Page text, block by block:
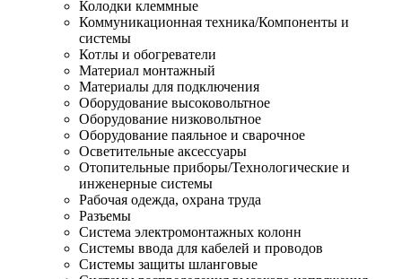
Колодки клеммные
Коммуникационная техника/Компоненты и
системы
Котлы и обогреватели
Материал монтажный
Материалы для подключения
Оборудование высоковольтное
Оборудование низковольтное
Оборудование паяльное и сварочное
Осветительные аксессуары
Отопительные приборы/Технологические и
инженерные системы
Рабочая одежда, охрана труда
Разъемы
Система электромонтажных колонн
Системы ввода для кабелей и проводов
Системы защиты шланговые